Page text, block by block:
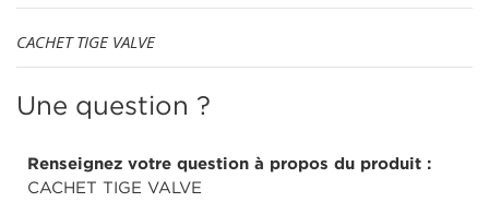
CACHET TIGE VALVE
Une question ?
Renseignez votre question à propos du produit :
CACHET TIGE VALVE